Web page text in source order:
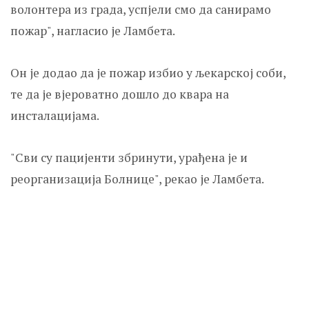
волонтера из града, успјели смо да санирамо
пожар", нагласио је Ламбета.
Он је додао да је пожар избио у љекарској соби,
те да је вјероватно дошло до квара на
инсталацијама.
"Сви су пацијенти збринути, урађена је и
реорганизација Болнице", рекао је Ламбета.